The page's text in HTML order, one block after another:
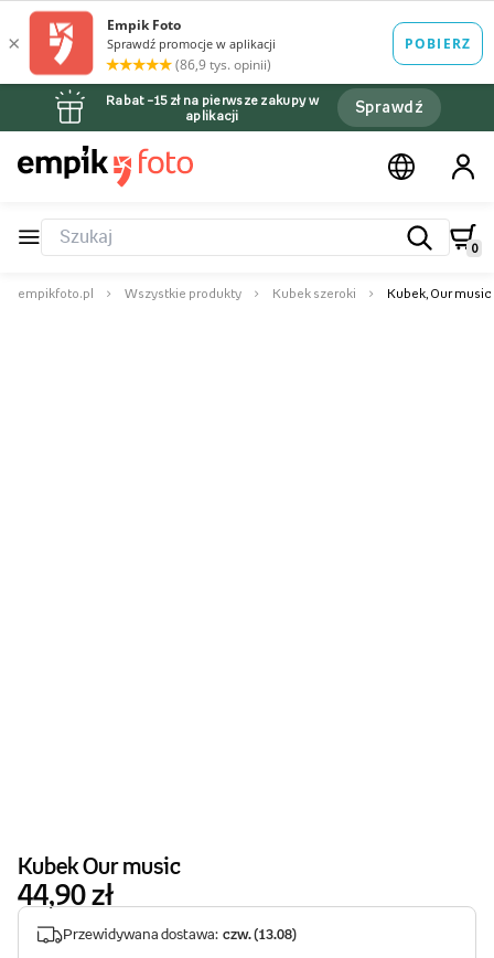
Rabat –15 zł na pierwsze zakupy w
aplikacji
Sprawdź
0
empikfoto.pl Wszystkie produkty Kubek szeroki Kubek, Our music